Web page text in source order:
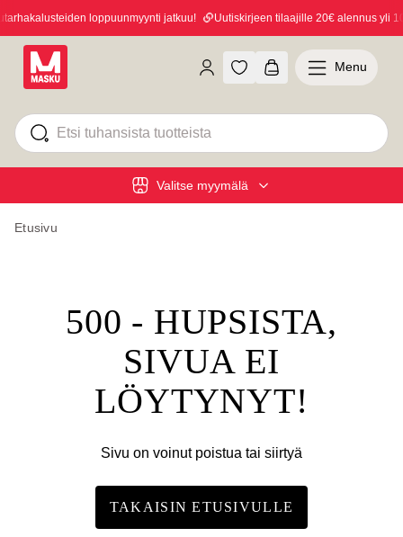
loppuunmyynti jatkuu! Uutiskirjeen tilaajille 20€ alennus yli
Valitse myymälä
Menu
Etusivu
500 - HUPSISTA,
SIVUA EI
LÖYTYNYT!
Sivu on voinut poistua tai siirtyä
TAKAISIN ETUSIVULLE